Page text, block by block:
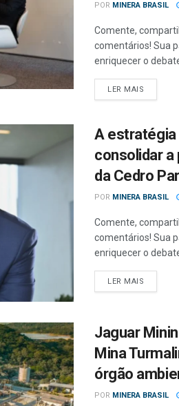
POR MINERA BRASIL
Comente,
comentários! Sua
enriquecer o
LER MAIS
A estratégia
consolidar a
da Cedro
POR MINERA BRASIL
Comente,
comentários! Sua
enriquecer o
LER MAIS
Jaguar
Mina
órgão
POR MINERA BRASIL